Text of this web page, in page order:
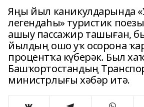
Яңы йыл каникулдарында
легендаһы» туристик
ашыу пассажир ташыған,
йылдың ошо уҡ осорона
процентҡа күберәк. Был
Башҡортостандың
министрлығы хәбәр итә.